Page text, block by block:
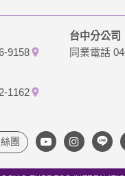
9158
台中分公司
同業電話
1162